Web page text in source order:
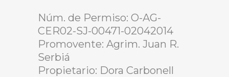
Núm. de Permiso: O-AG-
CER02-SJ-00471-02042014
Promovente: Agrim. Juan R.
Serbiá
Propietario: Dora Carbonell